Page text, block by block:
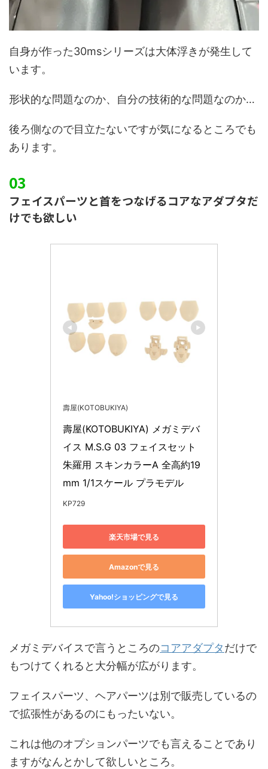
自身が作った30msシリーズは大体浮きが発生して
います。
形状的な問題なのか、自分の技術的な問題なのか…
後ろ側なので目立たないですが気になるところでも
あります。
フェイスパーツと首をつなげるコアなアダプタだ
けでも欲しい
壽屋(KOTOBUKIYA)
壽屋(KOTOBUKIYA) メガミデバ
イス M.S.G 03 フェイスセット
朱羅用 スキンカラーA 全高約19
mm 1/1スケール プラモデル
KP729
楽天市場で見る
Amazonで見る
Yahoo!ショッピングで見る
メガミデバイスで言うところのコアアダプタだけで
もつけてくれると大分幅が広がります。
フェイスパーツ、ヘアパーツは別で販売しているの
で拡張性があるのにもったいない。
これは他のオプションパーツでも言えることであり
ますがなんとかして欲しいところ。